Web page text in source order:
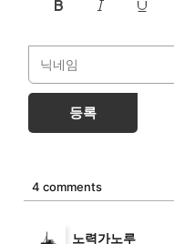
등록
4 comments
노력가노루